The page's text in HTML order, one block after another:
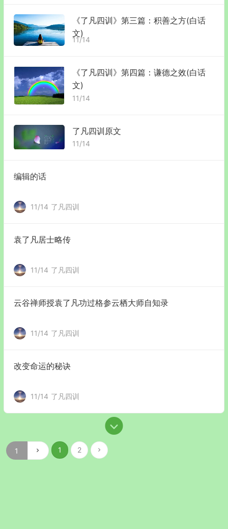
《了凡四训》第三篇：积善之方(白话
文)
11/14
《了凡四训》第四篇：谦德之效(白话
文)
11/14
了凡四训原文
11/14
编辑的话
11/14 了凡四训
袁了凡居士略传
11/14 了凡四训
云谷禅师授袁了凡功过格参云栖大师自知录
11/14 了凡四训
改变命运的秘诀
11/14 了凡四训
1 2